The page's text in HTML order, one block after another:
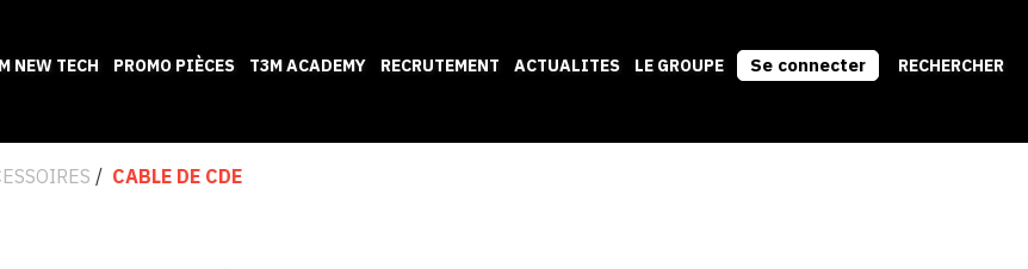
NEW TECH PROMO PIÈCES T3M ACADEMY RECRUTEMENT ACTUALITES LE GROUPE Se connecter RECHERCHER
CABLE DE CDE